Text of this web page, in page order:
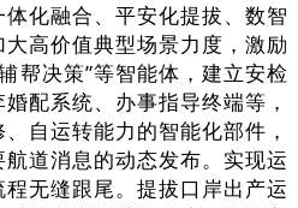
化融合、平安化提拔、数智
高价值典型场景力度，激励
帮决策”等智能体，建立安检
配系统、办事指导终端等，
自运转能力的智能化部件，
道消息的动态发布。实现运
无缝跟尾。提拔口岸出产运